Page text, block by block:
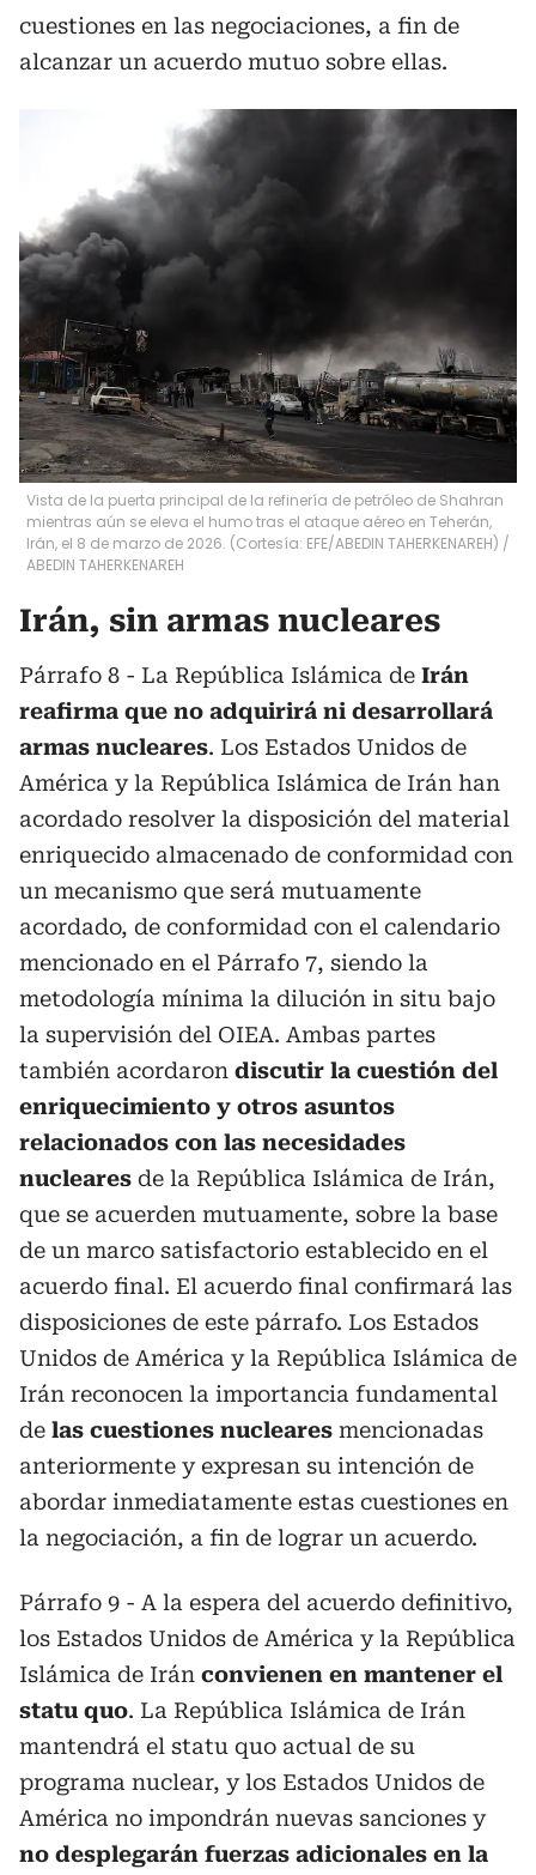
cuestiones en las negociaciones, a fin de
alcanzar un acuerdo mutuo sobre ellas.
Vista de la puerta principal de la refinería de petróleo de Shahran
mientras aún se eleva el humo tras el ataque aéreo en Teherán,
Irán, el 8 de marzo de 2026. (Cortesía: EFE/ABEDIN TAHERKENAREH) /
ABEDIN TAHERKENAREH
Irán, sin armas nucleares
Párrafo 8 - La República Islámica de Irán
reafirma que no adquirirá ni desarrollará
armas nucleares. Los Estados Unidos de
América y la República Islámica de Irán han
acordado resolver la disposición del material
enriquecido almacenado de conformidad con
un mecanismo que será mutuamente
acordado, de conformidad con el calendario
mencionado en el Párrafo 7, siendo la
metodología mínima la dilución in situ bajo
la supervisión del OIEA. Ambas partes
también acordaron discutir la cuestión del
enriquecimiento y otros asuntos
relacionados con las necesidades
nucleares de la República Islámica de Irán,
que se acuerden mutuamente, sobre la base
de un marco satisfactorio establecido en el
acuerdo final. El acuerdo final confirmará las
disposiciones de este párrafo. Los Estados
Unidos de América y la República Islámica de
Irán reconocen la importancia fundamental
de las cuestiones nucleares mencionadas
anteriormente y expresan su intención de
abordar inmediatamente estas cuestiones en
la negociación, a fin de lograr un acuerdo.
Párrafo 9 - A la espera del acuerdo definitivo,
los Estados Unidos de América y la República
Islámica de Irán convienen en mantener el
statu quo. La República Islámica de Irán
mantendrá el statu quo actual de su
programa nuclear, y los Estados Unidos de
América no impondrán nuevas sanciones y
no desplegarán fuerzas adicionales en la